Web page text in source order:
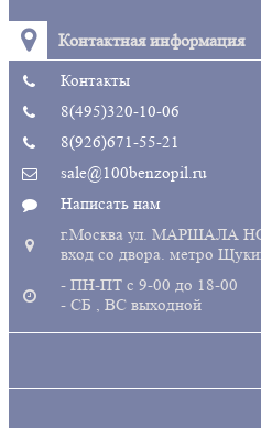
Контактная информация
Контакты
8(495)320-10-06
8(926)671-55-21
sale@100benzopil.ru
Написать нам
г.Москва ул. МАРШАЛА
вход со двора. метро
- ПН-ПТ с 9-00 до 18-00
- СБ , ВС выходной